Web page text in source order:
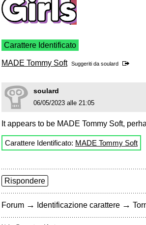
Carattere Identificato
MADE Tommy Soft Suggeriti da soulard
soulard
06/05/2023 alle 21:05
It appears to be MADE Tommy Soft,
Carattere Identificato: MADE Tommy Soft
Rispondere
Forum → Identificazione carattere →